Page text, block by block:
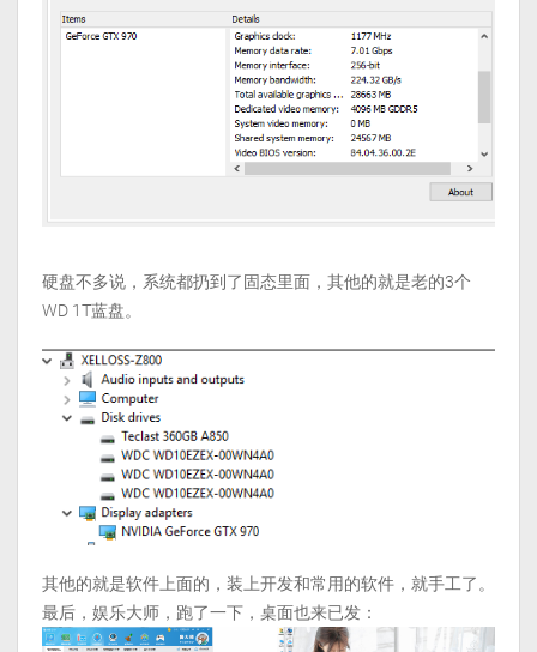
硬盘不多说，系统都扔到了固态里面，其他的就是老的3个
WD 1T蓝盘。
其他的就是软件上面的，装上开发和常用的软件，就手工了。
最后，娱乐大师，跑了一下，桌面也来已发：